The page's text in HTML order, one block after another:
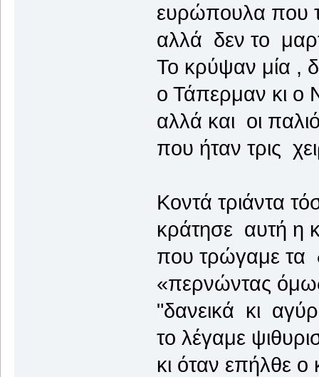
ευρώπουλα που
αλλά δεν το
Το κρύψαν μία ,
ο Τάπερμαν κι ο
αλλά και οι
που ήταν τρις
Κοντά τριάντα
κράτησε αυτή η
που τρώγαμε τα
«περνώντας
"δανεικά κι
το λέγαμε
κι όταν επήλθε ο